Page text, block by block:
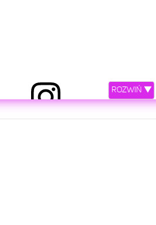
przez Lara Gessler (@lara_gessler)
ROZWIŃ ▼